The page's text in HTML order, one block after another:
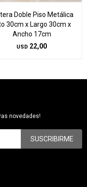
Doble Piso Metálica
30cm x Largo 30cm x
Ancho 17cm
USD 22,00
novedades!
SUSCRIBIRME